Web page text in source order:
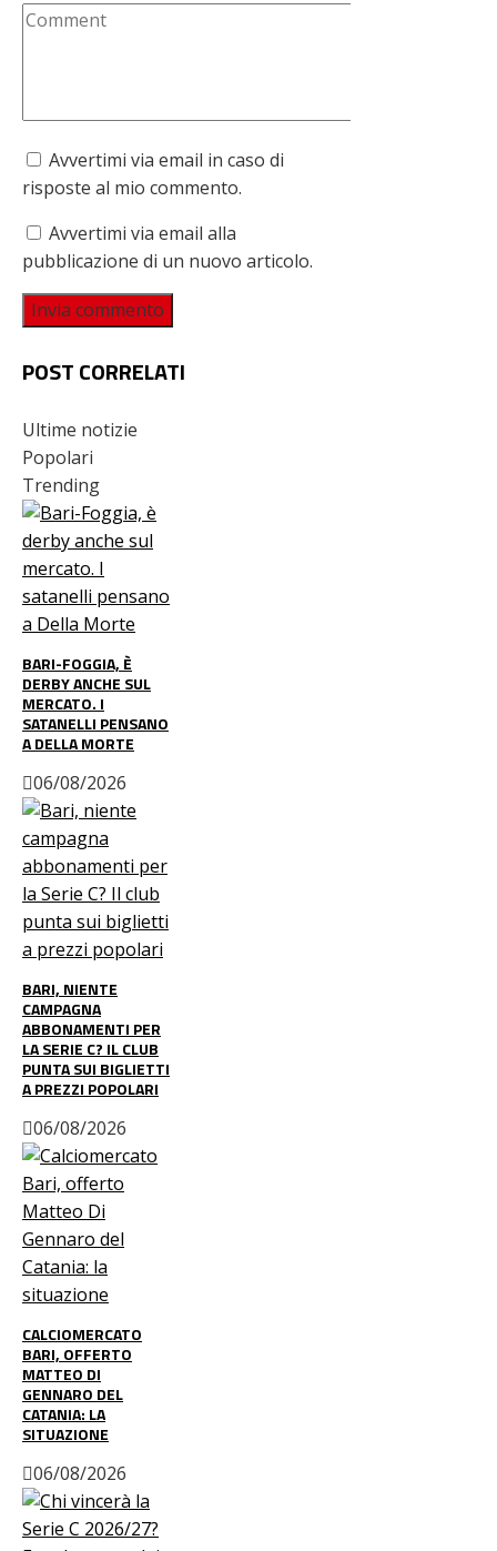
Avvertimi via email in caso di
risposte al mio commento.
Avvertimi via email alla
pubblicazione di un nuovo articolo.
POST CORRELATI
Ultime notizie
Popolari
Trending
BARI-FOGGIA, È
DERBY ANCHE SUL
MERCATO. I
SATANELLI PENSANO
A DELLA MORTE
06/08/2026
BARI, NIENTE
CAMPAGNA
ABBONAMENTI PER
LA SERIE C? IL CLUB
PUNTA SUI BIGLIETTI
A PREZZI POPOLARI
06/08/2026
CALCIOMERCATO
BARI, OFFERTO
MATTEO DI
GENNARO DEL
CATANIA: LA
SITUAZIONE
06/08/2026